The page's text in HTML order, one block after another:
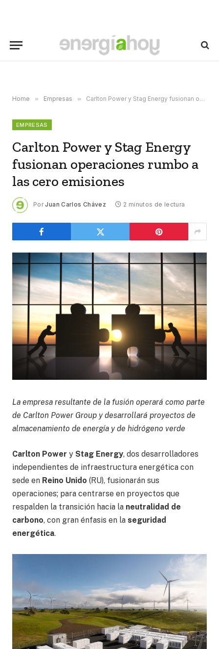
Home » Empresas » Carlton Power y Stag Energy fusionan operaciones rumbo a las cero emisiones
EMPRESAS
Carlton Power y Stag Energy
fusionan operaciones rumbo a
las cero emisiones
Por Juan Carlos Chávez 2 minutos de lectura
La empresa resultante de la fusión operará como parte
de Carlton Power Group y desarrollará proyectos de
almacenamiento de energía y de hidrógeno verde
Carlton Power y Stag Energy, dos desarrolladores
independientes de infraestructura energética con
sede en Reino Unido (RU), fusionarán sus
operaciones; para centrarse en proyectos que
respalden la transición hacia la neutralidad de
carbono, con gran énfasis en la seguridad
energética.